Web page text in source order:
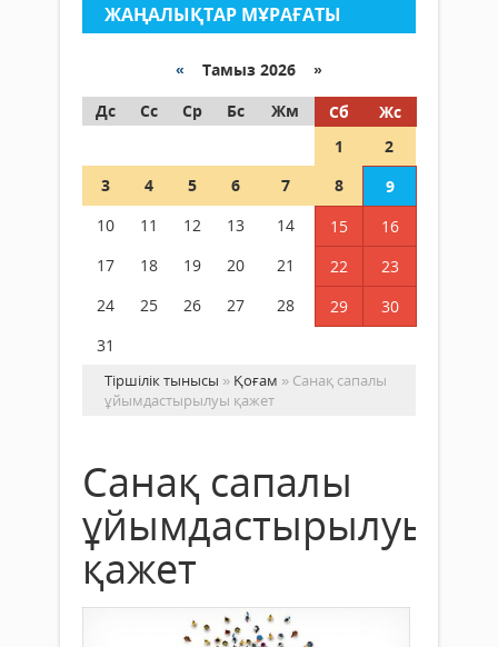
ЖАҢАЛЫҚТАР МҰРАҒАТЫ
« Тамыз 2026 »
Дс
Сс Ср Бс Жм Сб
Жс
1
2
3
4 5 6 7 8
9
10
11 12 13 14 15
16
17
18 19 20 21 22
23
24
25 26 27 28 29
30
31
Тіршілік тынысы » Қоғам » Санақ сапалы
ұйымдастырылуы қажет
Санақ сапалы
ұйымдастырылуы
қажет